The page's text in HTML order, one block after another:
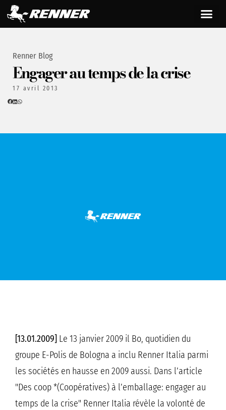
Renner Blog
Engager au temps de la crise
17 avril 2013
[13.01.2009] Le 13 janvier 2009 il Bo, quotidien du
groupe E-Polis de Bologna a inclu Renner Italia parmi
les sociétés en hausse en 2009 aussi. Dans l’article
"Des coop *(Coopératives) à l’emballage: engager au
temps de la crise" Renner Italia révèle la volonté de